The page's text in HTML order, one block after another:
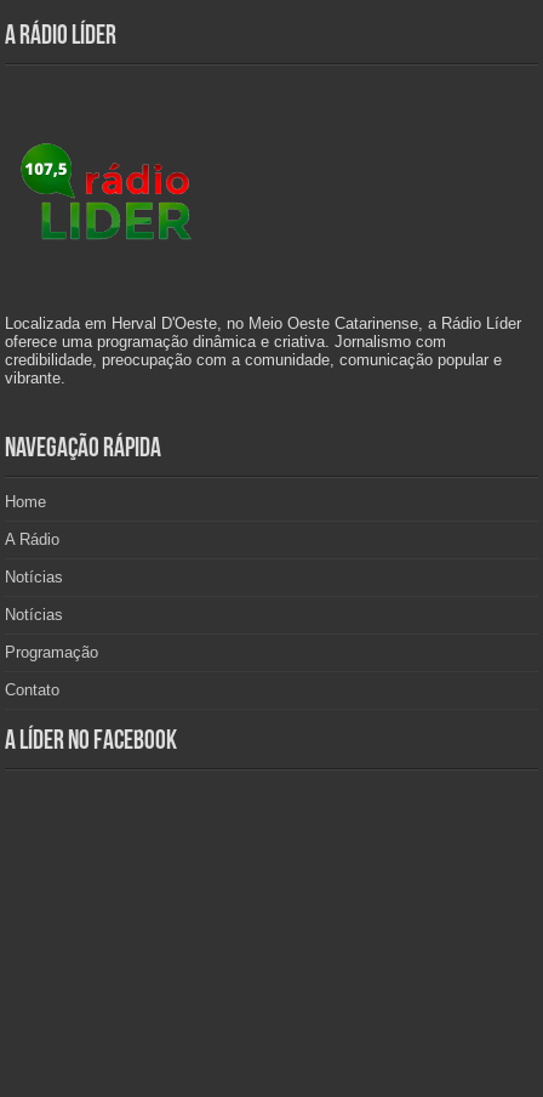
A Rádio Líder
Localizada em Herval D'Oeste, no Meio Oeste Catarinense, a Rádio Líder
oferece uma programação dinâmica e criativa. Jornalismo com
credibilidade, preocupação com a comunidade, comunicação popular e
vibrante.
Navegação Rápida
Home
A Rádio
Notícias
Notícias
Programação
Contato
A Líder no Facebook